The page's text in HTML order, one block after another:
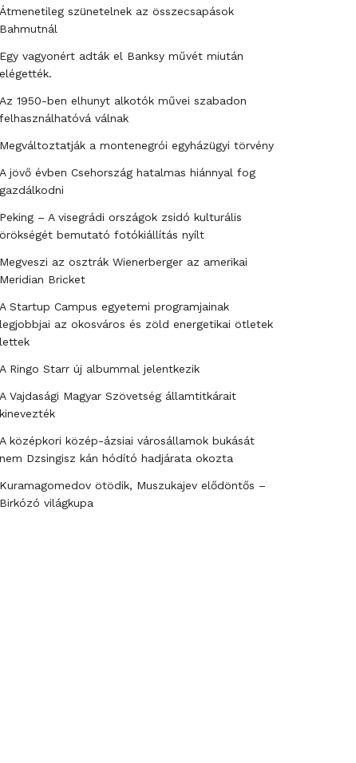
Átmenetileg szünetelnek az összecsapások
Bahmutnál
Egy vagyonért adták el Banksy művét miután
elégették.
Az 1950-ben elhunyt alkotók művei szabadon
felhasználhatóvá válnak
Megváltoztatják a montenegrói egyházügyi törvény
A jövő évben Csehország hatalmas hiánnyal fog
gazdálkodni
Peking – A visegrádi országok zsidó kulturális
örökségét bemutató fotókiállítás nyílt
Megveszi az osztrák Wienerberger az amerikai
Meridian Bricket
A Startup Campus egyetemi programjainak
legjobbjai az okosváros és zöld energetikai ötletek
lettek
A Ringo Starr új albummal jelentkezik
A Vajdasági Magyar Szövetség államtitkárait
kinevezték
A középkori közép-ázsiai városállamok bukását
nem Dzsingisz kán hódító hadjárata okozta
Kuramagomedov ötödik, Muszukajev elődöntős –
Birkózó világkupa